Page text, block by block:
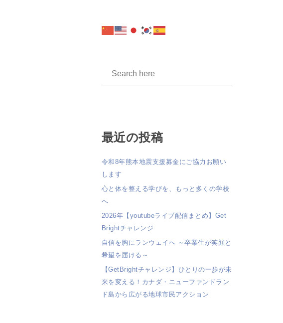
最近の投稿
令和8年熊本地震支援募金にご協力お願い
します
心と体を整える学びを、もっと多くの学校
へ
2026年【youtubeライブ配信まとめ】Get
Brightチャレンジ
自信を胸にランウェイへ ～卒業生が笑顔と
希望を届ける～
【GetBrightチャレンジ】ひとりの一歩が未
来を変える！カナダ・ニューファンドラン
ド島から広がる地球市民アクション